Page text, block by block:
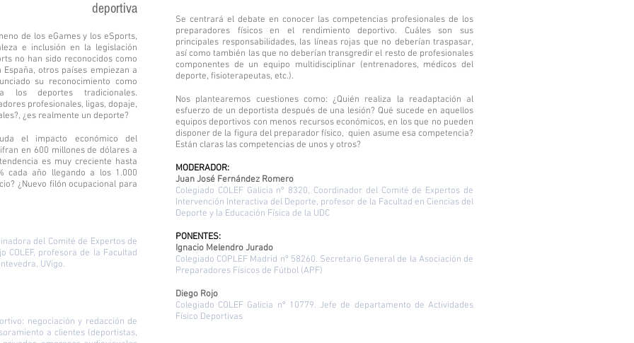
deportiva
de los eGames y los eSports,
e inclusión en la legislación
no han sido reconocidos como
otros países empiezan a
su reconocimiento como
los deportes tradicionales.
profesionales, ligas, dopaje,
¿es realmente un deporte?
el impacto económico del
en 600 millones de dólares a
es muy creciente hasta
cada año llegando a los 1.000
¿Nuevo filón ocupacional para
del Comité de Expertos de
COLEF, profesora de la Facultad
UVigo.
negociación y redacción de
a clientes (deportistas,
Se centrará el debate en conocer las competencias profesionales de los
preparadores físicos en el rendimiento deportivo. Cuáles son sus
principales responsabilidades, las líneas rojas que no deberían traspasar,
así como también las que no deberían transgredir el resto de profesionales
componentes de un equipo multidisciplinar (entrenadores, médicos del
deporte, fisioterapeutas, etc.).
Nos plantearemos cuestiones como: ¿Quién realiza la readaptación al
esfuerzo de un deportista después de una lesión? Qué sucede en aquellos
equipos deportivos con menos recursos económicos, en los que no pueden
disponer de la figura del preparador físico, quien asume esa competencia?
Están claras las competencias de unos y otros?
MODERADOR:
Juan José Fernández Romero
Colegiado COLEF Galicia nº 8320, Coordinador del Comité de Expertos de
Intervención Interactiva del Deporte, profesor de la Facultad en Ciencias del
Deporte y la Educación Física de la UDC
PONENTES:
Ignacio Melendro Jurado
Colegiado COPLEF Madrid nº 58260. Secretario General de la Asociación de
Preparadores Físicos de Fútbol (APF)
Diego Rojo
Colegiado COLEF Galicia nº 10779. Jefe de departamento de Actividades
Físico Deportivas